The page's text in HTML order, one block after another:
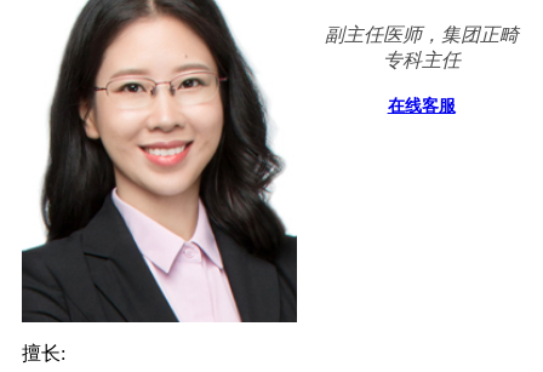
副主任医师，集团正畸
专科主任
在线客服
擅长: